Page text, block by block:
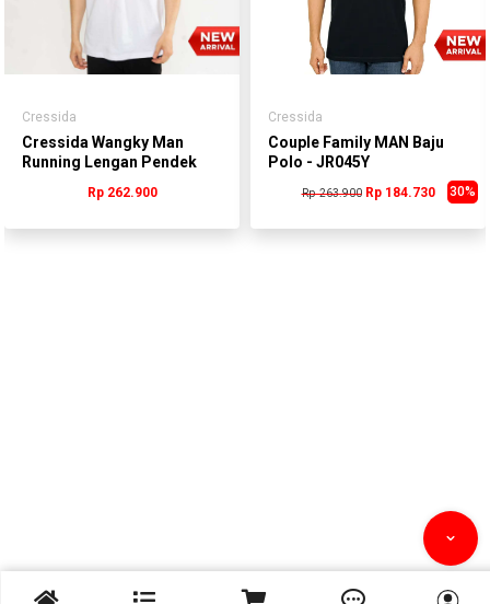
Cressida
Cressida Wangky Man
Running Lengan Pendek
PMWCS.BR002P
Rp 262.900
Cressida
Couple Family MAN Baju
Polo - JR045Y
Rp 263.900 30%
Rp 184.730